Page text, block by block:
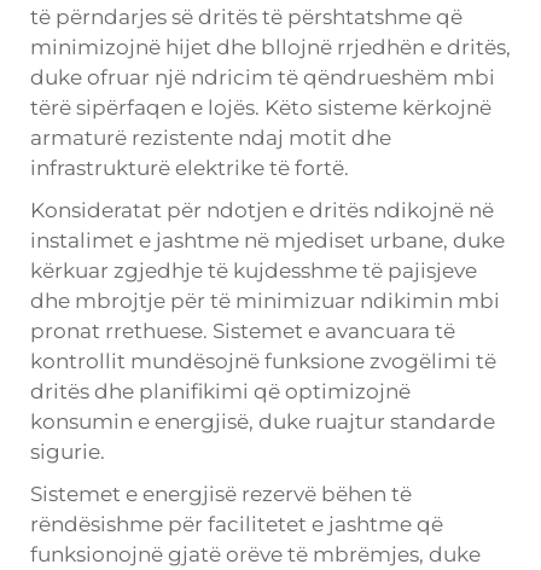
të përndarjes së dritës të përshtatshme që
minimizojnë hijet dhe bllojnë rrjedhën e dritës,
duke ofruar një ndricim të qëndrueshëm mbi
tërë sipërfaqen e lojës. Këto sisteme kërkojnë
armaturë rezistente ndaj motit dhe
infrastrukturë elektrike të fortë.
Konsideratat për ndotjen e dritës ndikojnë në
instalimet e jashtme në mjediset urbane, duke
kërkuar zgjedhje të kujdesshme të pajisjeve
dhe mbrojtje për të minimizuar ndikimin mbi
pronat rrethuese. Sistemet e avancuara të
kontrollit mundësojnë funksione zvogëlimi të
dritës dhe planifikimi që optimizojnë
konsumin e energjisë, duke ruajtur standarde
sigurie.
Sistemet e energjisë rezervë bëhen të
rëndësishme për facilitetet e jashtme që
funksionojnë gjatë orëve të mbrëmjes, duke